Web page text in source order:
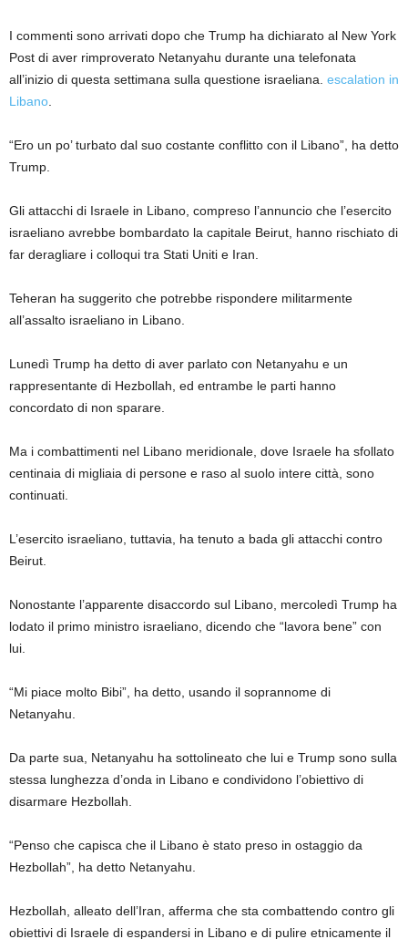
I commenti sono arrivati ​​dopo che Trump ha dichiarato al New York
Post di aver rimproverato Netanyahu durante una telefonata
all’inizio di questa settimana sulla questione israeliana. escalation in
Libano
“Ero un po’ turbato dal suo costante conflitto con il Libano”, ha detto
Trump.
Gli attacchi di Israele in Libano, compreso l’annuncio che l’esercito
israeliano avrebbe bombardato la capitale Beirut, hanno rischiato di
far deragliare i colloqui tra Stati Uniti e Iran.
Teheran ha suggerito che potrebbe rispondere militarmente
all’assalto israeliano in Libano.
Lunedì Trump ha detto di aver parlato con Netanyahu e un
rappresentante di Hezbollah, ed entrambe le parti hanno
concordato di non sparare.
Ma i combattimenti nel Libano meridionale, dove Israele ha sfollato
centinaia di migliaia di persone e raso al suolo intere città, sono
continuati.
L’esercito israeliano, tuttavia, ha tenuto a bada gli attacchi contro
Beirut.
Nonostante l’apparente disaccordo sul Libano, mercoledì Trump ha
lodato il primo ministro israeliano, dicendo che “lavora bene” con
lui.
“Mi piace molto Bibi”, ha detto, usando il soprannome di
Netanyahu.
Da parte sua, Netanyahu ha sottolineato che lui e Trump sono sulla
stessa lunghezza d’onda in Libano e condividono l’obiettivo di
disarmare Hezbollah.
“Penso che capisca che il Libano è stato preso in ostaggio da
Hezbollah”, ha detto Netanyahu.
Hezbollah, alleato dell’Iran, afferma che sta combattendo contro gli
obiettivi di Israele di espandersi in Libano e di pulire etnicamente il